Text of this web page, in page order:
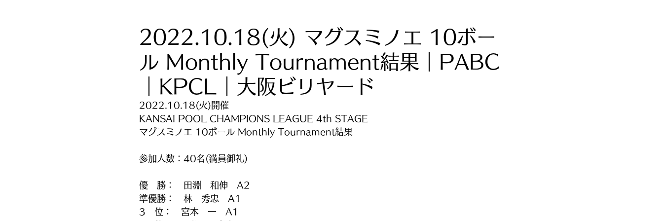
2022.10.18(火) マグスミノエ 10ボー
ル Monthly Tournament結果｜PABC
｜KPCL｜大阪ビリヤード
2022.10.18(火)開催
KANSAI POOL CHAMPIONS LEAGUE 4th STAGE
マグスミノエ 10ボール Monthly Tournament結果
参加人数：40名(満員御礼)
優　勝：　田淵　和伸　A2
準優勝：　林　秀忠　A1
3　位：　宮本　一　A1